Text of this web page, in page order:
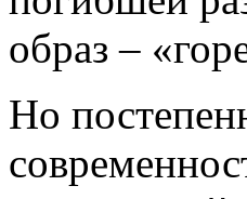
образ –
Но